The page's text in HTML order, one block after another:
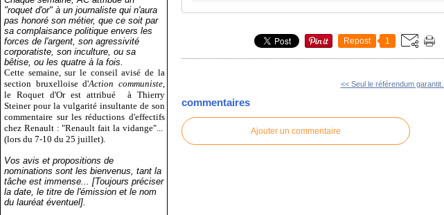
"roquet d'or" à un journaliste qui n'aura
pas honoré son métier, que ce soit par
sa complaisance politique envers les
forces de l'argent, son agressivité
corporatiste, son inculture, ou sa
bêtise, ou les quatre à la fois.
Cette semaine, sur le conseil avisé de la
section bruxelloise d'Action communiste,
le Roquet d'Or est attribué
à Thierry
Steiner pour la vulgarité insultante de son
commentaire sur les réductions d'effectifs
chez Renault : "Renault fait la vidange"...
(lors du 7-10 du 25 juillet).
Vos avis et propositions de
nominations sont les bienvenus, tant la
tâche est immense... [Toujours préciser
la date, le titre de l'émission et le nom
du lauréat éventuel].
Repost 1
<< Seul le référendum garantit...
commentaires
Ajouter un commentaire